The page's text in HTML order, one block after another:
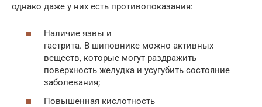
однако даже у них есть противопоказания:
Наличие язвы и
гастрита. В шиповнике можно активных
веществ, которые могут раздражить
поверхность желудка и усугубить состояние
заболевания;
Повышенная кислотность